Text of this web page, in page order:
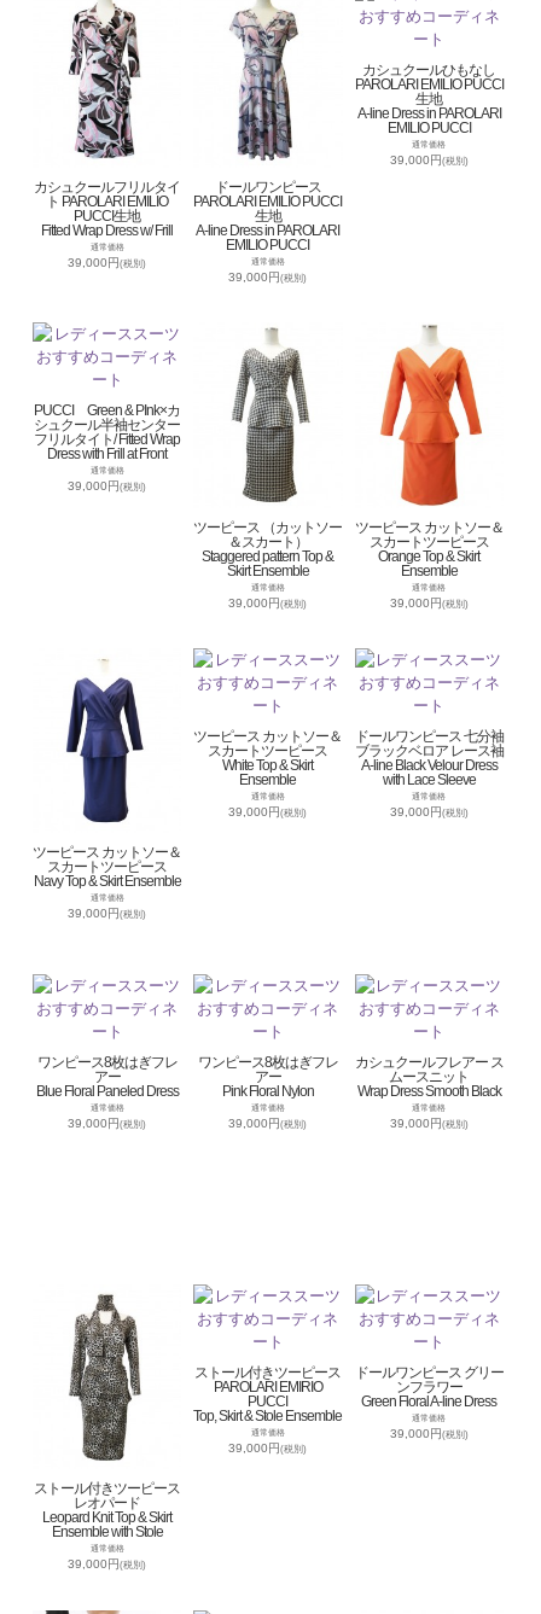
カシュクールフリルタイ
ト PAROLARI EMILIO
PUCCI生地
Fitted Wrap Dress w/ Frill
通常価格
39,000円(税別)
ドールワンピース
PAROLARI EMILIO PUCCI
生地
A-line Dress in PAROLARI
EMILIO PUCCI
通常価格
39,000円(税別)
カシュクールひもなし
PAROLARI EMILIO PUCCI
生地
A-line Dress in PAROLARI
EMILIO PUCCI
通常価格
39,000円(税別)
PUCCI Green & PInk×カ
シュクール半袖センター
フリルタイト/ Fitted Wrap
Dress with Frill at Front
通常価格
39,000円(税別)
ツーピース （カットソー
＆スカート）
Staggered pattern Top &
Skirt Ensemble
通常価格
39,000円(税別)
ツーピース カットソー＆
スカートツーピース
Orange Top & Skirt
Ensemble
通常価格
39,000円(税別)
ツーピース カットソー＆
スカートツーピース
Navy Top & Skirt Ensemble
通常価格
39,000円(税別)
ツーピース カットソー＆
スカートツーピース
White Top & Skirt
Ensemble
通常価格
39,000円(税別)
ドールワンピース 七分袖
ブラックベロア レース袖
A-line Black Velour Dress
with Lace Sleeve
通常価格
39,000円(税別)
ワンピース8枚はぎフレ
アー
Blue Floral Paneled Dress
通常価格
39,000円(税別)
ワンピース8枚はぎフレ
アー
Pink Floral Nylon
通常価格
39,000円(税別)
カシュクールフレアー ス
ムースニット
Wrap Dress Smooth Black
通常価格
39,000円(税別)
ストール付きツーピース
レオパード
Leopard Knit Top & Skirt
Ensemble with Stole
通常価格
39,000円(税別)
ストール付きツーピース
PAROLARI EMIRIO
PUCCI
Top, Skirt & Stole Ensemble
通常価格
39,000円(税別)
ドールワンピース グリー
ンフラワー
Green Floral A-line Dress
通常価格
39,000円(税別)